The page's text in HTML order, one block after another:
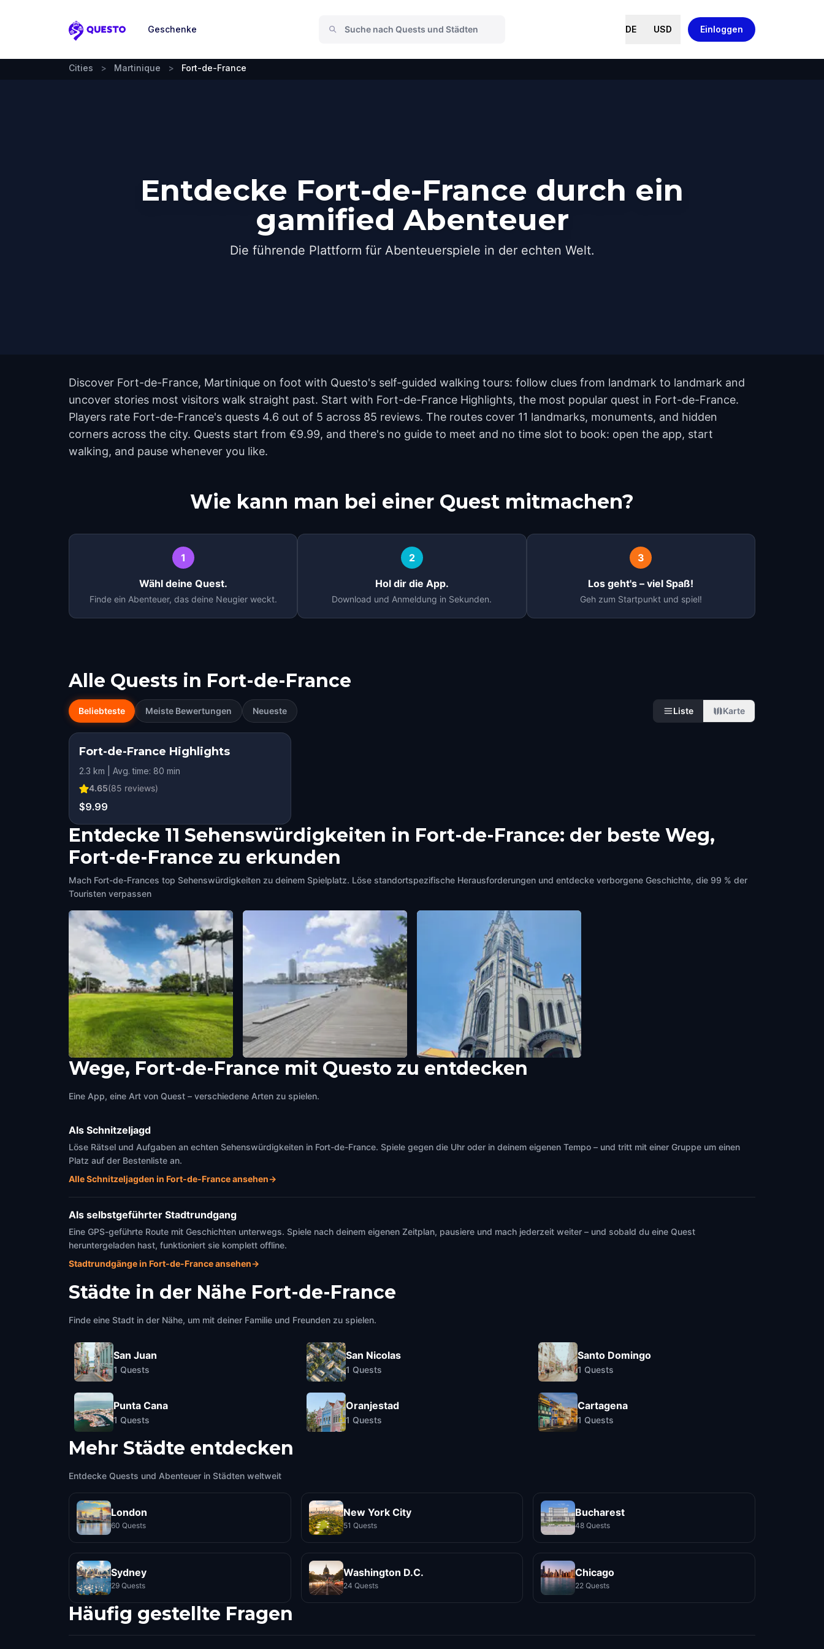
Questo
Geschenke DE USD Einloggen
Cities > Martinique > Fort-de-France
Entdecke Fort-de-France durch ein
gamified Abenteuer
Die führende Plattform für Abenteuerspiele in der echten Welt.
Discover Fort-de-France, Martinique on foot with Questo's self-guided walking tours: follow clues from landmark to landmark and
uncover stories most visitors walk straight past. Start with Fort-de-France Highlights, the most popular quest in Fort-de-France.
Players rate Fort-de-France's quests 4.6 out of 5 across 85 reviews. The routes cover 11 landmarks, monuments, and hidden
corners across the city. Quests start from €9.99, and there's no guide to meet and no time slot to book: open the app, start
walking, and pause whenever you like.
Wie kann man bei einer Quest mitmachen?
1
Wähl deine Quest.
Finde ein Abenteuer, das deine Neugier weckt.
2
Hol dir die App.
Download und Anmeldung in Sekunden.
3
Los geht's – viel Spaß!
Geh zum Startpunkt und spiel!
Alle Quests in Fort-de-France
Beliebteste Meiste Bewertungen Neueste Liste Karte
Fort-de-France Highlights
2.3 km | Avg. time: 80 min
4.65(85 reviews)
$9.99
Entdecke 11 Sehenswürdigkeiten in Fort-de-France: der beste Weg,
Fort-de-France zu erkunden
Mach Fort-de-Frances top Sehenswürdigkeiten zu deinem Spielplatz. Löse standortspezifische Herausforderungen und entdecke verborgene Geschichte, die 99 % der
Touristen verpassen
Savannah Park Malecon Saint-Louis Cathedral
Wege, Fort-de-France mit Questo zu entdecken
Eine App, eine Art von Quest – verschiedene Arten zu spielen.
Als Schnitzeljagd
Löse Rätsel und Aufgaben an echten Sehenswürdigkeiten in Fort-de-France. Spiele gegen die Uhr oder in deinem eigenen Tempo – und tritt mit einer Gruppe um einen
Platz auf der Bestenliste an.
Alle Schnitzeljagden in Fort-de-France ansehen→
Als selbstgeführter Stadtrundgang
Eine GPS-geführte Route mit Geschichten unterwegs. Spiele nach deinem eigenen Zeitplan, pausiere und mach jederzeit weiter – und sobald du eine Quest
heruntergeladen hast, funktioniert sie komplett offline.
Stadtrundgänge in Fort-de-France ansehen→
Städte in der Nähe Fort-de-France
Finde eine Stadt in der Nähe, um mit deiner Familie und Freunden zu spielen.
San Juan
1 Quests
Punta Cana
1 Quests
San Nicolas
1 Quests
Oranjestad
1 Quests
Santo Domingo
1 Quests
Cartagena
1 Quests
Mehr Städte entdecken
Entdecke Quests und Abenteuer in Städten weltweit
London
60 Quests
New York City
51 Quests
Bucharest
48 Quests
Sydney
29 Quests
Washington D.C.
24 Quests
Chicago
22 Quests
Häufig gestellte Fragen